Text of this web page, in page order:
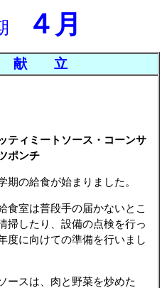
４ 月
献 立
ティミートソース・コーンサ
ポンチ
期の給食が始まりました。
食室は普段手の届かないとこ
掃したり、設備の点検を行っ
度に向けての準備を行いまし
ースは、肉と野菜を炒めた